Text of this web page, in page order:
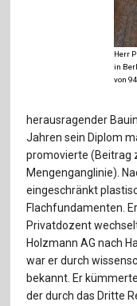
Herr
in
von
herausragender
Jahren sein Diplom
promovierte (Beitrag
Mengenganglinie).
eingeschränkt
Flachfundamenten.
Privatdozent
Holzmann AG nach
war er durch
bekannt. Er
der durch das Dritte